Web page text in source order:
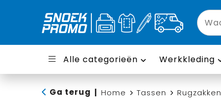
Alle categorieën Werkkleding
Ga terug Home Tassen Rugzakken